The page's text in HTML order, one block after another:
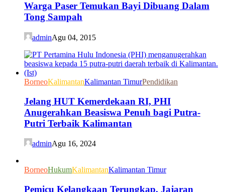
Warga Paser Temukan Bayi Dibuang Dalam
Tong Sampah
adminAgu 04, 2015
BorneoKalimantanKalimantan TimurPendidikan
Jelang HUT Kemerdekaan RI, PHI
Anugerahkan Beasiswa Penuh bagi Putra-
Putri Terbaik Kalimantan
adminAgu 16, 2024
BorneoHukumKalimantanKalimantan Timur
Pemicu Kelangkaan Terungkap, Jajaran